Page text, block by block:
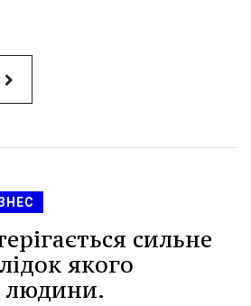
сильне
якого
людини.